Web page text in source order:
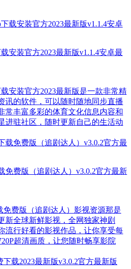
安装官方2023最新版v1.1.4安卓最
安装官方2023最新版是一款非常精
讯的软件，可以随时随地同步直播
常丰富多彩的体育文化信息内容和
进驻社区，随时更新自己的生活动
免费版（追剧达人）v3.0.2官方最新
免费版（追剧达人）影视资源那是
新全球新鲜影视，全网独家神剧
流行好看的影视作品，让你享受每
超清画质，让您随时畅享影院